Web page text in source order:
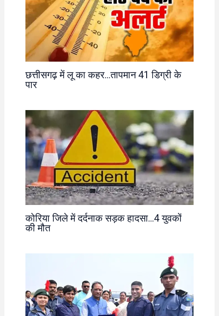
छत्तीसगढ़ में लू का कहर…तापमान 41 डिग्री के
पार
कोरिया जिले में दर्दनाक सड़क हादसा…4 युवकों
की मौत